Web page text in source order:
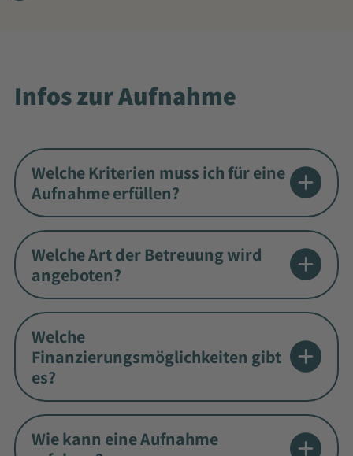
Infos zur Aufnahme
Welche Kriterien muss ich für eine
Aufnahme erfüllen?
Welche Art der Betreuung wird
angeboten?
Welche
Finanzierungsmöglichkeiten gibt
es?
Wie kann eine Aufnahme